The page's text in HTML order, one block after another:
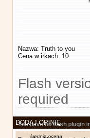
Nazwa: Truth to you
Cena w irkach: 10
Flash
required
You have no flash plugin
DODAJ OPINIĘ
średnia ocena: